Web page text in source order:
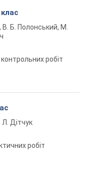
В. Б. Полонський, М.
робіт
Л. Дітчук
робіт